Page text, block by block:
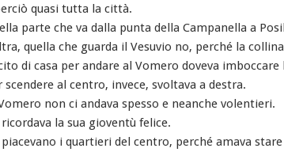
quasi tutta la città.
parte che va dalla punta della Campanella a
quella che guarda il Vesuvio no, perché la
di casa per andare al Vomero doveva
scendere al centro, invece, svoltava a destra.
non ci andava spesso e neanche volentieri.
la sua gioventù felice.
i quartieri del centro, perché amava